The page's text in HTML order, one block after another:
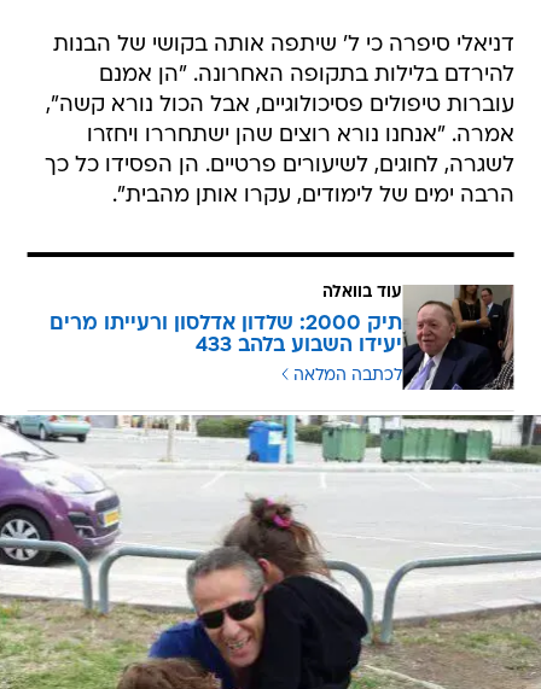
דניאלי סיפרה כי ל' שיתפה אותה בקושי של הבנות
להירדם בלילות בתקופה האחרונה. "הן אמנם
עוברות טיפולים פסיכולוגיים, אבל הכול נורא קשה",
אמרה. "אנחנו נורא רוצים שהן ישתחררו ויחזרו
לשגרה, לחוגים, לשיעורים פרטיים. הן הפסידו כל כך
הרבה ימים של לימודים, עקרו אותן מהבית".
עוד בוואלה
תיק 2000: שלדון אדלסון ורעייתו מרים
יעידו השבוע בלהב 433
לכתבה המלאה